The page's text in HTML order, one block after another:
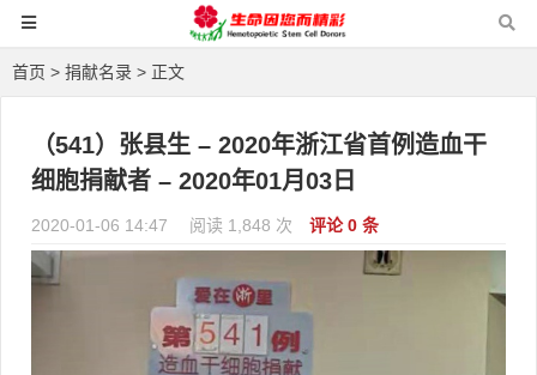
首页 > 捐献名录 > 正文
（541）张县生 – 2020年浙江省首例造血干
细胞捐献者 – 2020年01月03日
2020-01-06 14:47 阅读 1,848 次 评论 0 条